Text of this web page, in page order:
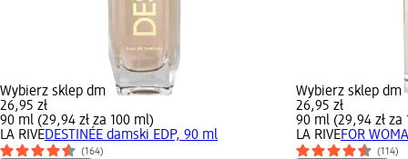
Wybierz sklep dm
26,95 zł
90 ml (29,94 zł za 100 ml)
LA RIVEDESTINÉE damski EDP, 90 ml
(164)
Wybierz sklep dm
26,95 zł
90 ml (29,94 zł za
LA RIVEFOR
(114)